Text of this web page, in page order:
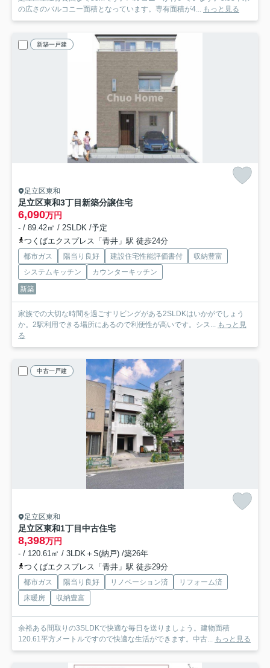
の広さのバルコニー面積となっています。専有面積が4... もっと見る
新築一戸建
足立区東和
足立区東和3丁目新築分譲住宅
6,090万円
- / 89.42㎡ / 2SLDK /予定
つくばエクスプレス「青井」駅 徒歩24分
都市ガス 陽当り良好 建設住宅性能評価書付
収納豊富
システムキッチン
カウンターキッチン
新築
家族での大切な時間を過ごすリビングがある2SLDKはいかがでしょう
か。2駅利用できる場所にあるので利便性が高いです。シス...
もっと見
る
中古一戸建
足立区東和
足立区東和1丁目中古住宅
8,398万円
- / 120.61㎡ / 3LDK＋S(納戸) /築26年
つくばエクスプレス「青井」駅 徒歩29分
都市ガス 陽当り良好 リノベーション済
リフォーム済
床暖房
収納豊富
余裕ある間取りの3SLDKで快適な毎日を送りましょう。建物面積
120.61平方メートルですので快適な生活ができます。中古...
もっと見る